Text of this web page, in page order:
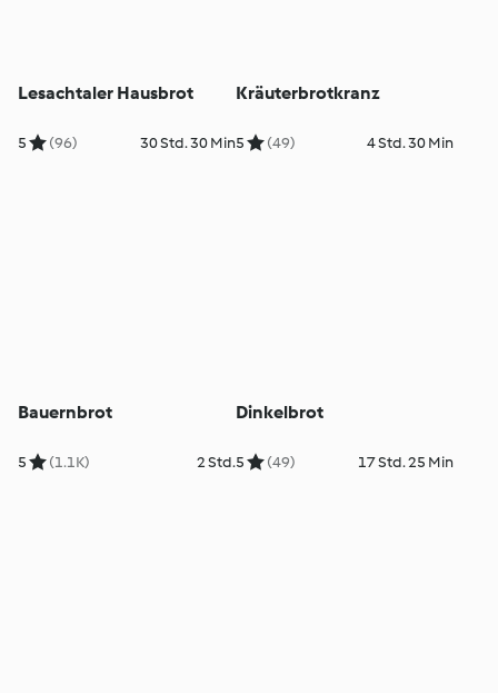
Lesachtaler Hausbrot
5 (96) 30 Std. 30 Min
Kräuterbrotkranz
5 (49) 4 Std. 30 Min
Bauernbrot
5 (1.1K) 2 Std.
Dinkelbrot
5 (49) 17 Std. 25 Min